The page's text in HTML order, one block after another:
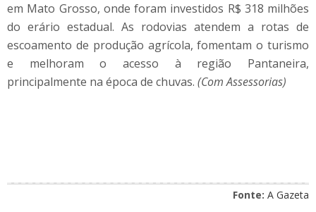
em Mato Grosso, onde foram investidos R$ 318 milhões
do erário estadual. As rodovias atendem a rotas de
escoamento de produção agrícola, fomentam o turismo
e melhoram o acesso à região Pantaneira,
principalmente na época de chuvas. (Com Assessorias)
Fonte: A Gazeta